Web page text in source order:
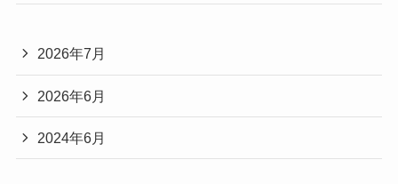
2026年7月
2026年6月
2024年6月